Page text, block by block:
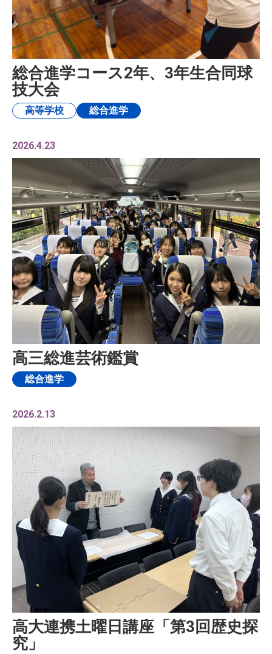
総合進学コース2年、3年生合同球
技大会
高等学校 総合進学
2026.4.23
高三総進芸術鑑賞
総合進学
2026.2.13
高大連携土曜日講座「第3回歴史探
究」